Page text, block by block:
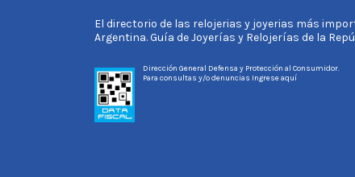
El directorio de las relojerias y joyerias más
Argentina. Guía de Joyerías y Relojerías de la
Dirección General Defensa y Protección al Consumidor.
Para consultas y/o denuncias Ingrese aquí